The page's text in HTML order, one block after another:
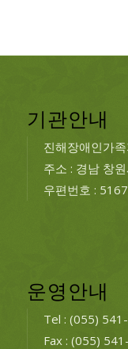
기관안내
진해장애인가
주소 : 경남 창
우편번호 :
운영안내
Tel : (055)
Fax : (055)